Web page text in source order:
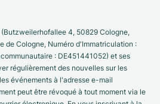
4, 50829 Cologne,
de Cologne, Numéro d'Immatriculation :
: DE451441052) et ses
régulièrement des nouvelles sur les
événements à l'adresse e-mail
peut être révoqué à tout moment via le